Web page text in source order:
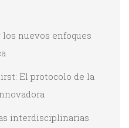
los nuevos enfoques
El protocolo de la
interdisciplinarias